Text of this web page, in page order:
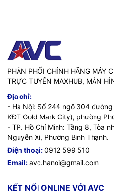
PHÂN PHỐI CHÍNH HÃNG MÁY
TRỰC TUYẾN MAXHUB, MÀN
Địa chỉ:
- Hà Nội: Số 244 ngõ 304
KĐT Gold Mark City), phường
- TP. Hồ Chí Minh: Tầng 8, Tòa
Nguyễn Xí, Phường Bình Thạnh.
Điện thoại:0912 599 510
Email:avc.hanoi@gmail.com
KẾT NỐI ONLINE VỚI AVC